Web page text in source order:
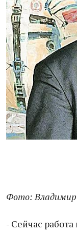
Фото: Владимир
- Сейчас